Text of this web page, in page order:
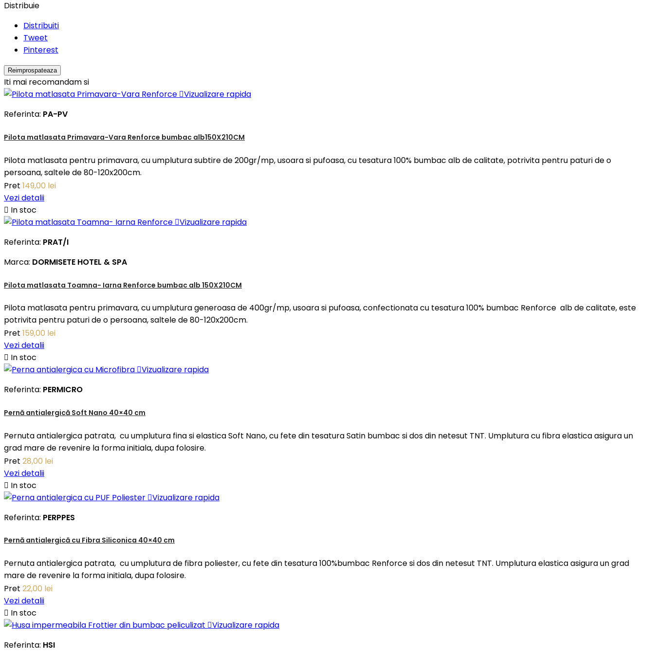
Distribuie
Distribuiti
Tweet
Pinterest
Iti mai recomandam si
Vizualizare rapida
Referinta: PA-PV
Pilota matlasata Primavara-Vara Renforce bumbac alb150X210CM
Pilota matlasata pentru primavara, cu umplutura subtire de 200gr/mp, usoara si pufoasa, cu tesatura 100% bumbac alb de calitate, potrivita pentru paturi de o
persoana, saltele de 80-120x200cm.
Pret 149,00 lei
Vezi detalii
 In stoc
Vizualizare rapida
Referinta: PRAT/I
Marca: DORMISETE HOTEL & SPA
Pilota matlasata Toamna- Iarna Renforce bumbac alb 150X210CM
Pilota matlasata pentru primavara, cu umplutura generoasa de 400gr/mp, usoara si pufoasa, confectionata cu tesatura 100% bumbac Renforce alb de calitate, este
potrivita pentru paturi de o persoana, saltele de 80-120x200cm.
Pret 159,00 lei
Vezi detalii
 In stoc
Vizualizare rapida
Referinta: PERMICRO
Pernă antialergică Soft Nano 40×40 cm
Pernuta antialergica patrata, cu umplutura fina si elastica Soft Nano, cu fete din tesatura Satin bumbac si dos din netesut TNT. Umplutura cu fibra elastica asigura un
grad mare de revenire la forma initiala, dupa folosire.
Pret 28,00 lei
Vezi detalii
 In stoc
Vizualizare rapida
Referinta: PERPPES
Pernă antialergică cu Fibra Siliconica 40×40 cm
Pernuta antialergica patrata, cu umplutura de fibra poliester, cu fete din tesatura 100%bumbac Renforce si dos din netesut TNT. Umplutura elastica asigura un grad
mare de revenire la forma initiala, dupa folosire.
Pret 22,00 lei
Vezi detalii
 In stoc
Vizualizare rapida
Referinta: HSI